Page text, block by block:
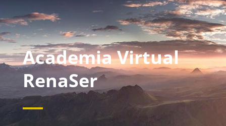
Academia Virtual
RenaSer